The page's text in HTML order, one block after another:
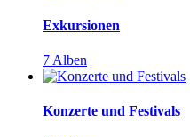
Exkursionen
7 Alben
Konzerte und Festivals